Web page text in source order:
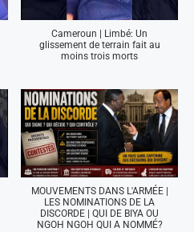
Cameroun | Limbé: Un
glissement de terrain fait au
moins trois morts
MOUVEMENTS DANS L'ARMÉE |
LES NOMINATIONS DE LA
DISCORDE | QUI DE BIYA OU
NGOH NGOH QUI A NOMMÉ?